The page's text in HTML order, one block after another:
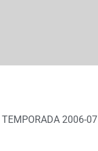
TEMPORADA 2006-07